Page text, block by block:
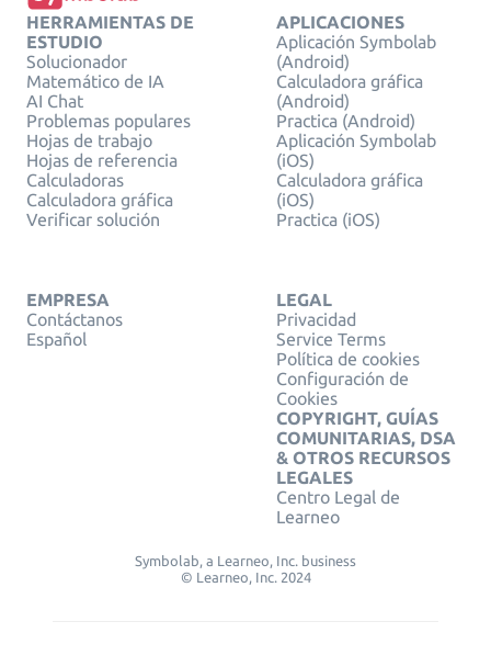
HERRAMIENTAS DE
ESTUDIO
Solucionador
Matemático de IA
AI Chat
Problemas populares
Hojas de trabajo
Hojas de referencia
Calculadoras
Calculadora gráfica
Verificar solución
APLICACIONES
Aplicación Symbolab
(Android)
Calculadora gráfica
(Android)
Practica (Android)
Aplicación Symbolab
(iOS)
Calculadora gráfica
(iOS)
Practica (iOS)
EMPRESA
Contáctanos
Español
LEGAL
Privacidad
Service Terms
Política de cookies
Configuración de
Cookies
COPYRIGHT, GUÍAS
COMUNITARIAS, DSA
& OTROS RECURSOS
LEGALES
Centro Legal de
Learneo
Symbolab, a Learneo, Inc. business
© Learneo, Inc. 2024